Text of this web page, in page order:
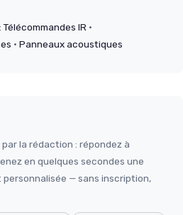
:Télécommandes IR ·
· Panneaux acoustiques
la rédaction : répondez à
en quelques secondes une
— sans inscription,